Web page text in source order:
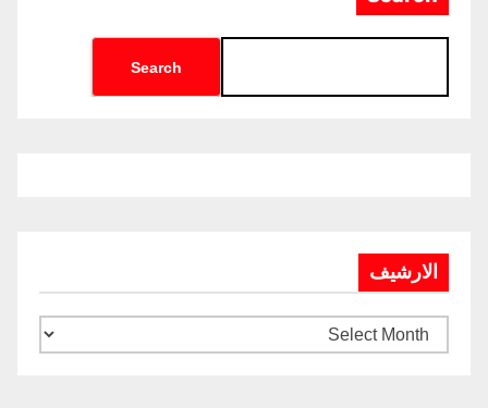
Search
الارشيف